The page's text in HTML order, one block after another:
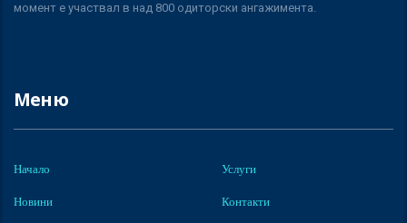
момент е участвал в над 800 одиторски ангажимента.
Меню
Начало
Услуги
Новини
Контакти